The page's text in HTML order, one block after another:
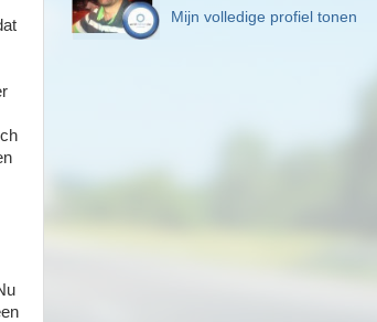
Mijn volledige profiel tonen